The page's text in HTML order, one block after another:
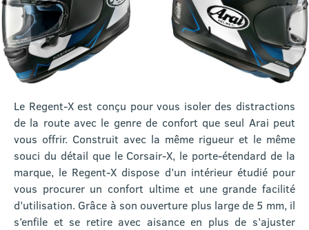
Le Regent-X est conçu pour vous isoler des distractions
de la route avec le genre de confort que seul Arai peut
vous offrir. Construit avec la même rigueur et le même
souci du détail que le Corsair-X, le porte-étendard de la
marque, le Regent-X dispose d’un intérieur étudié pour
vous procurer un confort ultime et une grande facilité
d’utilisation. Grâce à son ouverture plus large de 5 mm, il
s’enfile et se retire avec aisance en plus de s’ajuster